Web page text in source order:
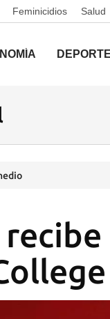
Feminicidios Salud